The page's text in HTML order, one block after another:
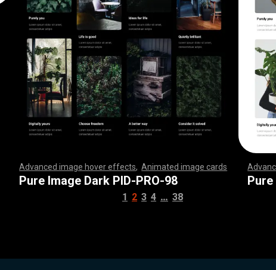
Advanced image hover effects ,Animated image cards
,,,,,,,,,,,,,,,,,,,,,,,,,,,,,,,,,, ,,,,,,,,,,,,,,,,,,,,,,,,,
,,,,,,,,,,,,,,,,,,,,,,,,,,,,,,,,,, ,,,,,,,,,,,,,,,,,,,,,,,,,
,,,,,,,,,,,,,,,,,,,,,,,,,,,,,,,,,, ,,,,,,,,,,,,,,,,,,,,,,,,,
,,,,,,,
Pure Image Dark PID-PRO-98
,,,,,,,,
,,,,,,,,
,,,,,,,,
,,,,,,,
Pure
1 2 3 4 … 38